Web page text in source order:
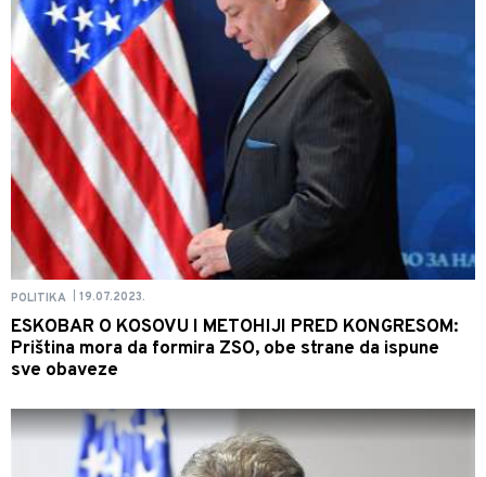
POLITIKA 19.07.2023.
ESKOBAR O KOSOVU I METOHIJI PRED KONGRESOM:
Priština mora da formira ZSO, obe strane da ispune
sve obaveze